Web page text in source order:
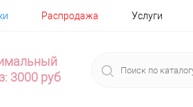
Распродажа Услуги
3000 руб